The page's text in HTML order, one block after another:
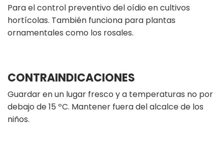
Para el control preventivo del oídio en cultivos
hortícolas. También funciona para plantas
ornamentales como los rosales.
CONTRAINDICACIONES
Guardar en un lugar fresco y a temperaturas no por
debajo de 15 ºC. Mantener fuera del alcalce de los
niños.